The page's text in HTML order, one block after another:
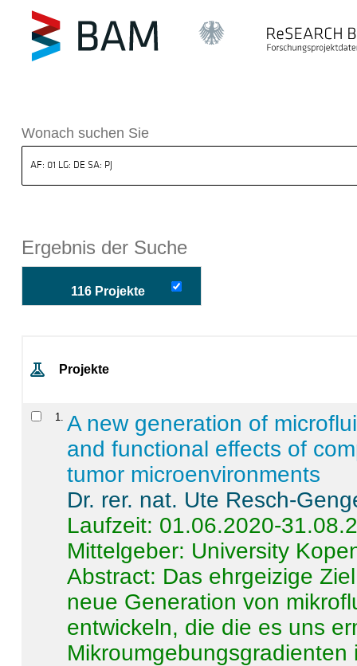
BAM
Wonach suchen Sie
Ergebnis der Suche
116 Projekte
Projekte
1
A new generation of
and functional effects of
tumor microenvironments
Dr. rer. nat. Ute Resch-
Laufzeit: 01.06.2020-
Mittelgeber: University
Abstract: Das ehrgeizige
neue Generation von
entwickeln, die die es uns
Mikroumgebungsgradienten